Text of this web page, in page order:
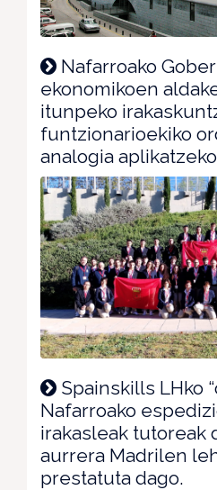
Nafarroako
ekonomikoen
itunpeko
funtzionarioekiko
analogia aplikatzeko
Spainskills LHko
Nafarroako
irakasleak tutoreak
aurrera Madrilen
prestatuta dago.